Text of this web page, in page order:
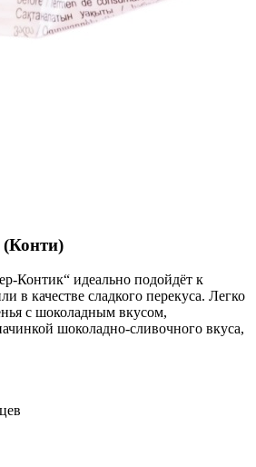
(Конти)
Контик“ идеально подойдёт к
в качестве сладкого перекуса. Легко
с шоколадным вкусом,
шоколадно-сливочного вкуса,